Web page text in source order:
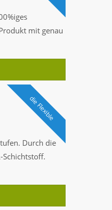
mit genau
die Flexible
Durch die